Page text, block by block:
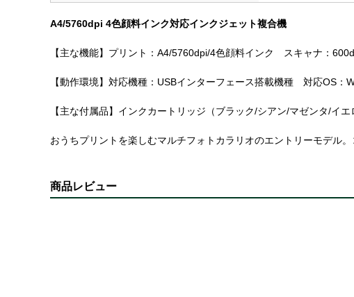
A4/5760dpi 4色顔料インク対応インクジェット複合機
【主な機能】プリント：A4/5760dpi/4色顔料インク スキャナ：
【動作環境】対応機種：USBインターフェース搭載機種 対応OS
【主な付属品】インクカートリッジ（ブラック/シアン/マゼンタ/イ
おうちプリントを楽しむマルチフォトカラリオのエントリーモデル
商品レビュー